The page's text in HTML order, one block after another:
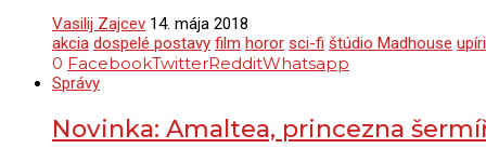
Vasilij Zajcev 14. mája 2018
akcia dospelé postavy film horor sci-fi štúdio Madhouse upíri
0 FacebookTwitterRedditWhatsapp
Správy
Novinka: Amaltea, princezna